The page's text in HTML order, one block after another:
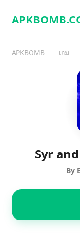
APKBOMB.
APKBOMB เกม
Syr
By